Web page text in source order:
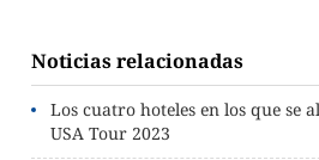
Noticias relacionadas
Los cuatro hoteles en los que se
USA Tour 2023